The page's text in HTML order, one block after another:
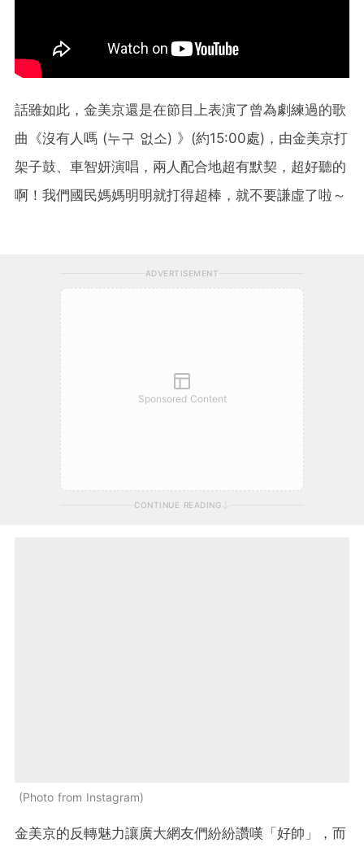
話雖如此，金美京還是在節目上表演了曾為劇練過的歌
曲《沒有人嗎 (누구 없소) 》(約15:00處)，由金美京打
架子鼓、車智妍演唱，兩人配合地超有默契，超好聽的
啊！我們國民媽媽明明就打得超棒，就不要謙虛了啦～
ADVERTISEMENT
Sponsored Content
CONTINUE READING
Photo from Instagram
金美京的反轉魅力讓廣大網友們紛紛讚嘆「好帥」，而